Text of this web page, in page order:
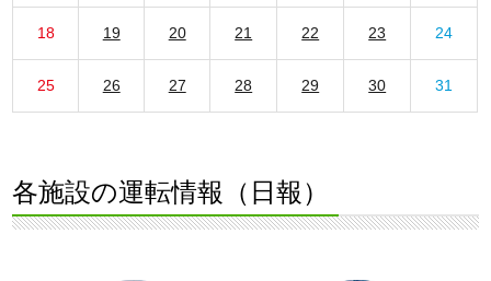
18 19 20 21 22 23 24
25 26 27 28 29 30 31
各施設の運転情報（日報）